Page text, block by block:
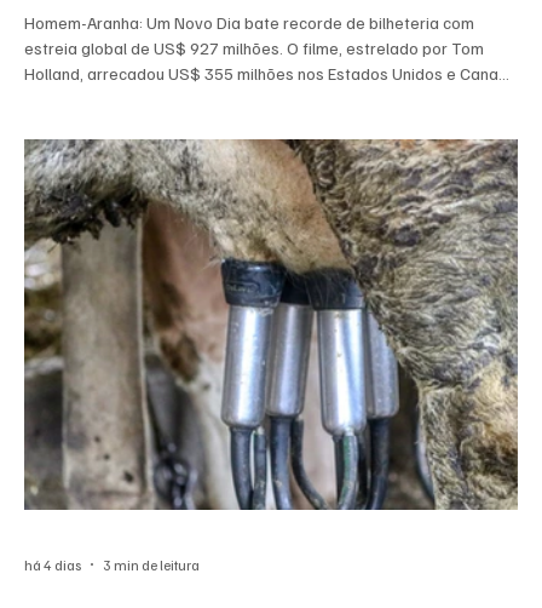
Homem-Aranha: Um Novo Dia bate recorde de bilheteria com
estreia global de US$ 927 milhões. O filme, estrelado por Tom
Holland, arrecadou US$ 355 milhões nos Estados Unidos e Canadá
há 4 dias 3 min de leitura